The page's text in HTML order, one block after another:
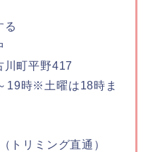
る
川町平野417
19時※土曜は18時ま
トリミング直通）